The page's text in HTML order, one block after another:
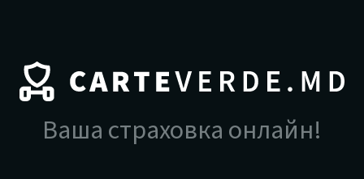
Ваша страховка онлайн!